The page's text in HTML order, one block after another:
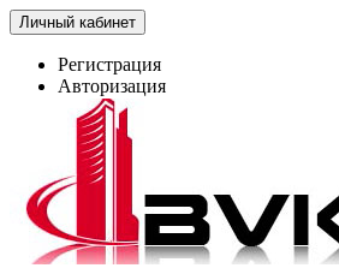
Личный кабинет
Регистрация
Авторизация